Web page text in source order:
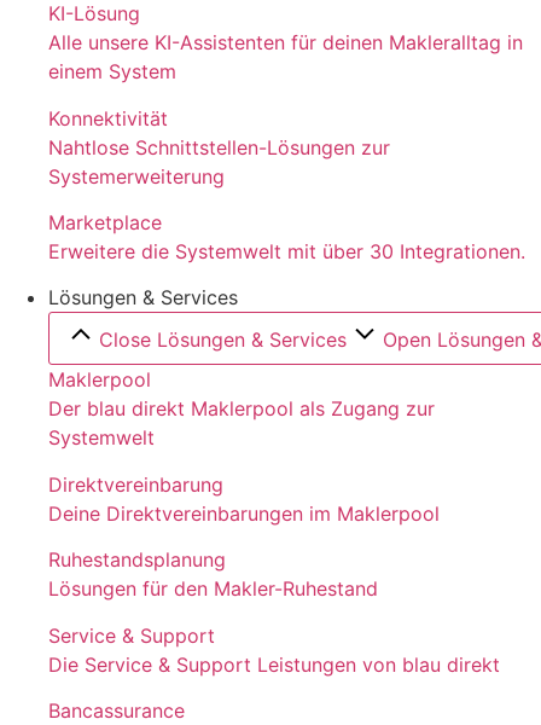
KI-Lösung
Alle unsere KI-Assistenten für deinen Makleralltag in
einem System
Konnektivität
Nahtlose Schnittstellen-Lösungen zur
Systemerweiterung
Marketplace
Erweitere die Systemwelt mit über 30 Integrationen.
Lösungen & Services
Close Lösungen & Services
Open Lösungen
Maklerpool
Der blau direkt Maklerpool als Zugang zur
Systemwelt
Direktvereinbarung
Deine Direktvereinbarungen im Maklerpool
Ruhestandsplanung
Lösungen für den Makler-Ruhestand
Service & Support
Die Service & Support Leistungen von blau direkt
Bancassurance